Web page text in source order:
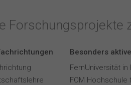
Forschungsprojekte
Besonders
FernUniversität in
FOM